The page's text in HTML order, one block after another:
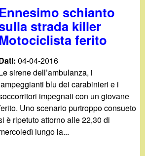
Ennesimo schianto
strada killer
ferito
04-04-2016
sirene dell’ambulanza, i
blu dei carabinieri e i
impegnati con un giovane
Uno scenario purtroppo consueto
è ripetuto attorno alle 22,30 di
lungo la...